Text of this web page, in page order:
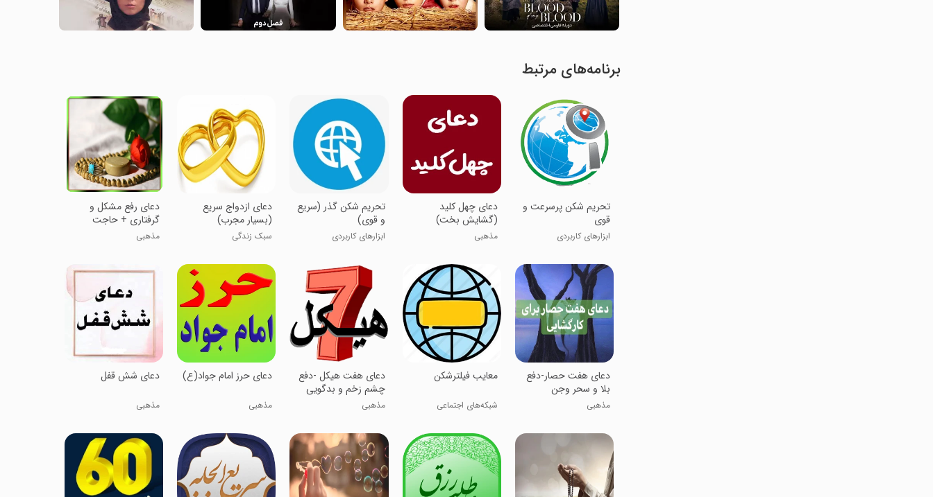
برنامه‌های مرتبط
تحریم شکن پرسرعت و
قوی
ابزارهای کاربردی
دعای چهل کلید
(گشایش بخت)
مذهبی
تحریم شکن گذر (سریع
و قوی)
ابزارهای کاربردی
دعای ازدواج سریع
(بسیار مجرب)
سبک زندگی
دعای رفع مشکل و
گرفتاری + حاجت
مذهبی
دعای هفت حصار-دفع
بلا و سحر وجن
مذهبی
معایب فیلترشکن
شبکه‌های اجتماعی
دعای هفت هیکل -دفع
چشم زخم و بدگویی
مذهبی
دعای حرز امام جواد(ع)
مذهبی
دعای شش قفل
مذهبی